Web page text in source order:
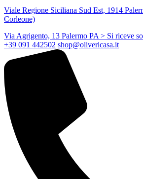
Viale Regione Siciliana Sud Est, 1914
Corleone)
Via Agrigento, 13 Palermo PA > Si riceve
+39 091 442502 shop@olivericasa.it